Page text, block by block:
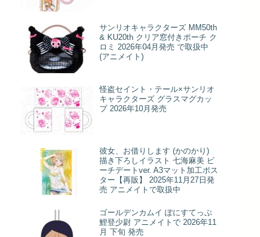
サンリオキャラクターズ MM50th
& KU20th クリア窓付きポーチ ク
ロミ 2026年04月発売 で取扱中
(アニメイト)
怪盗セイント・テール×サンリオ
キャラクターズ グラスマグカッ
プ 2026年10月発売
彼女、お借りします (かのかり)
描き下ろしイラスト 七海麻美 ビ
ーチデートver. A3マット加工ポス
ター【再販】 2025年11月27日発
売 アニメイトで取扱中
ゴールデンカムイ ぽにすてっぷ
鯉登少尉 アニメイトで 2026年11
月 下旬 発売